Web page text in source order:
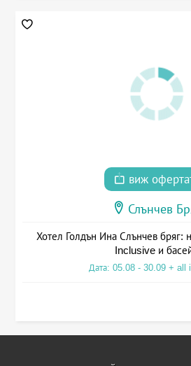
виж
Слънчев
Хотел Голдън Ина Слънчев бряг:
Inclusive и
Дата: 05.08 - 30.09 + all